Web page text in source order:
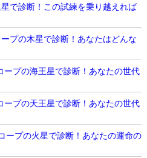
星で診断！この試練を乗り越えれば
プの木星で診断！あなたはどんな
プの海王星で診断！あなたの世代
プの天王星で診断！あなたの世代
ープの火星で診断！あなたの運命の